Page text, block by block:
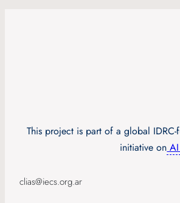
This project is part of a global
initiative on
clias@iecs.org.ar